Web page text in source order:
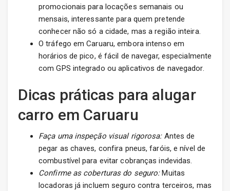
promocionais para locações semanais ou
mensais, interessante para quem pretende
conhecer não só a cidade, mas a região inteira.
O tráfego em Caruaru, embora intenso em
horários de pico, é fácil de navegar, especialmente
com GPS integrado ou aplicativos de navegador.
Dicas práticas para alugar
carro em Caruaru
Faça uma inspeção visual rigorosa:Antes de
pegar as chaves, confira pneus, faróis, e nível de
combustível para evitar cobranças indevidas.
Confirme as coberturas do seguro:Muitas
locadoras já incluem seguro contra terceiros, mas